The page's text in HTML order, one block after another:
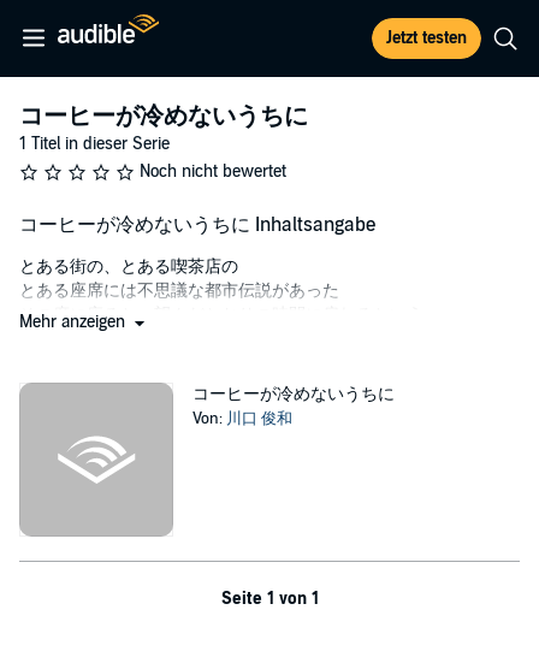
Jetzt testen
コーヒーが冷めないうちに
1 Titel in dieser Serie
Noch nicht bewertet
コーヒーが冷めないうちに Inhaltsangabe
とある街の、とある喫茶店の
とある座席には不思議な都市伝説があった
その席に座ると、望んだとおりの時間に戻れるという
非常にめんどくさいルールがあった
１．過去に戻っても、この喫茶店を訪れた事のない者には会う事
はできない
２．過去に戻って、どんな努力をしても、現実は変わらない
客が席を立った時だけ
Mehr anzeigen
コーヒーが冷めないうちに
Von: 川口 俊和
Seite 1 von 1